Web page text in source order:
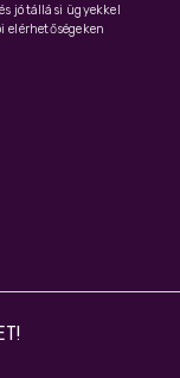
jótállási ügyekkel
elérhetőségeken